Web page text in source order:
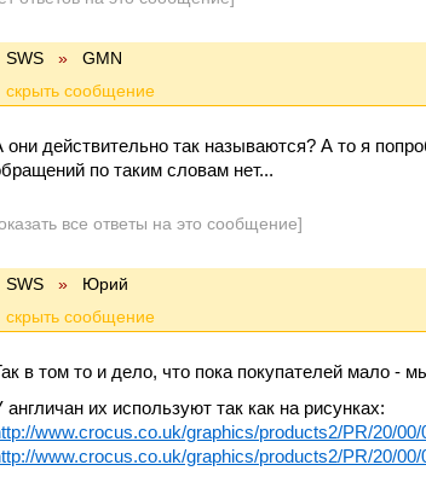
SWS » GMN
они действительно так называются? А то я
по таким словам нет...
все ответы на это сообщение]
SWS » Юрий
в том то и дело, что пока покупателей мало -
англичан их используют так как на рисунках:
www.crocus.co.uk/graphics/products2/PR/20/
www.crocus.co.uk/graphics/products2/PR/20/